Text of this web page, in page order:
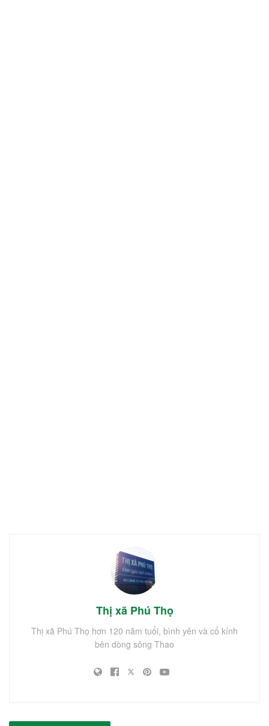
Thị xã Phú Thọ
Thị xã Phú Thọ hơn 120 năm tuổi, bình yên và cổ kính
bên dòng sông Thao